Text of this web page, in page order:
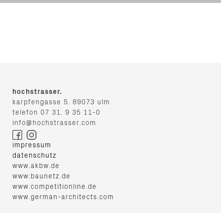
hochstrasser.
karpfengasse 5. 89073 ulm
telefon 07 31. 9 35 11-0
info@hochstrasser.com
impressum
datenschutz
www.akbw.de
www.baunetz.de
www.competitionline.de
www.german-architects.com